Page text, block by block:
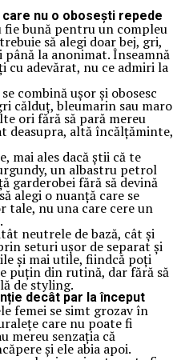
nu o obosești repede
fie bună pentru un compleu
să alegi doar bej, gri,
la anonimat. Înseamnă
cu adevărat, nu ce admiri la
combină ușor și obosesc
călduț, bleumarin sau maro
ori fără să pară mereu
deasupra, altă încălțăminte,
mai ales dacă știi că te
un albastru petrol
garderobei fără să devină
alegi o nuanță care se
tale, nu una care cere un
neutrele de bază, cât și
seturi ușor de separat și
și mai utile, fiindcă poți
puțin din rutină, dar fără să
de styling.
decât par la început
femei se simt grozav în
care nu poate fi
mereu senzația că
și ele abia apoi.